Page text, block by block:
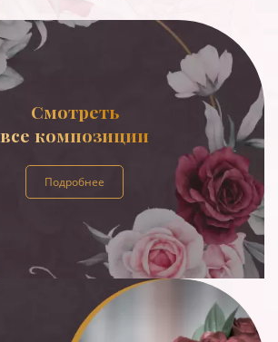
Смотреть
все композиции
Подробнее